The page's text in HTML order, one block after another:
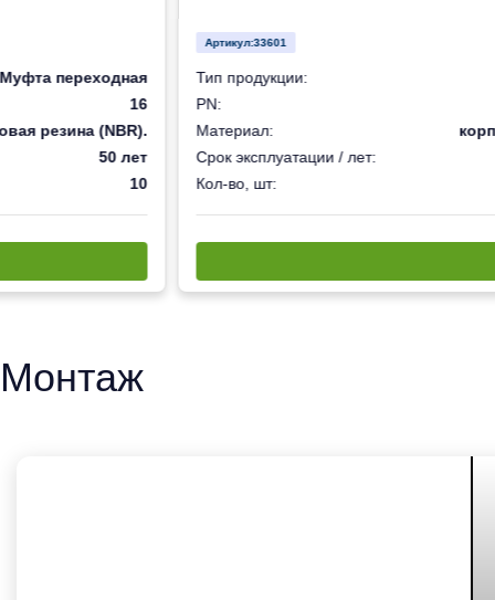
Муфта переходная
16
резина (NBR).
50 лет
10
Артикул:33601
Тип продукции:
PN:
Материал:
Срок эксплуатации / лет:
Кол-во, шт:
Монтаж